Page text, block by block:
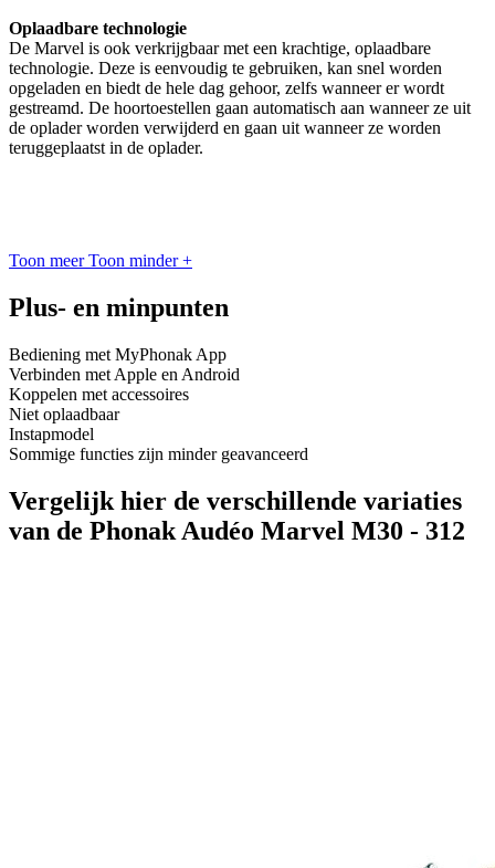
Oplaadbare technologie
De Marvel is ook verkrijgbaar met een krachtige, oplaadbare
technologie. Deze is eenvoudig te gebruiken, kan snel worden
opgeladen en biedt de hele dag gehoor, zelfs wanneer er wordt
gestreamd. De hoortoestellen gaan automatisch aan wanneer ze uit
de oplader worden verwijderd en gaan uit wanneer ze worden
teruggeplaatst in de oplader.
Toon meer Toon minder +
Plus- en minpunten
Bediening met MyPhonak App
Verbinden met Apple en Android
Koppelen met accessoires
Niet oplaadbaar
Instapmodel
Sommige functies zijn minder geavanceerd
Vergelijk hier de verschillende variaties
van de Phonak Audéo Marvel M30 - 312